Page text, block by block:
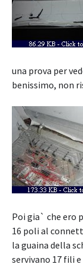
una prova per
benissimo, non
Poi gia` che ero
16 poli al
la guaina della
servivano 17 fili e